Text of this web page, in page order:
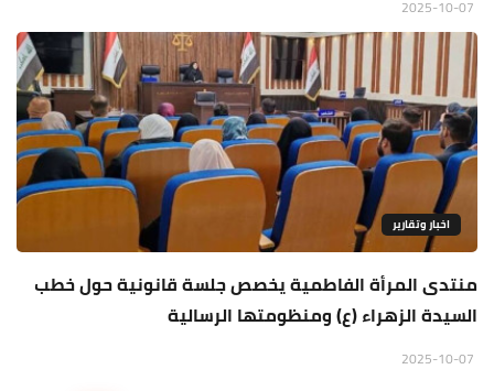
اخبار وتقارير
منتدى المرأة الفاطمية يخصص جلسة قانونية حول خطب
السيدة الزهراء (ع) ومنظومتها الرسالية